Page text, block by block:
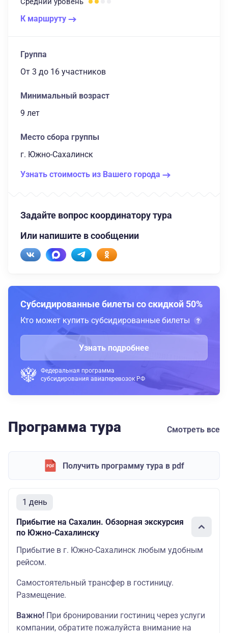
К маршруту
Группа
От 3 до 16 участников
Минимальный возраст
9 лет
Место сбора группы
г. Южно-Сахалинск
Узнать стоимость из Вашего города
Задайте вопрос координатору тура
Или напишите в сообщении
Субсидированные билеты со скидкой 50%
Кто может купить субсидированные билеты
Узнать подробнее
Федеральная программа
субсидирования авиаперевозок РФ
Программа тура Смотреть все
Получить программу тура в pdf
1 день
Прибытие на Сахалин. Обзорная экскурсия
по Южно-Сахалинску
Прибытие в г. Южно-Сахалинск любым удобным
рейсом.
Самостоятельный трансфер в гостиницу.
Размещение.
Важно! При бронировании гостиниц через услуги
компании, обратите пожалуйста внимание на